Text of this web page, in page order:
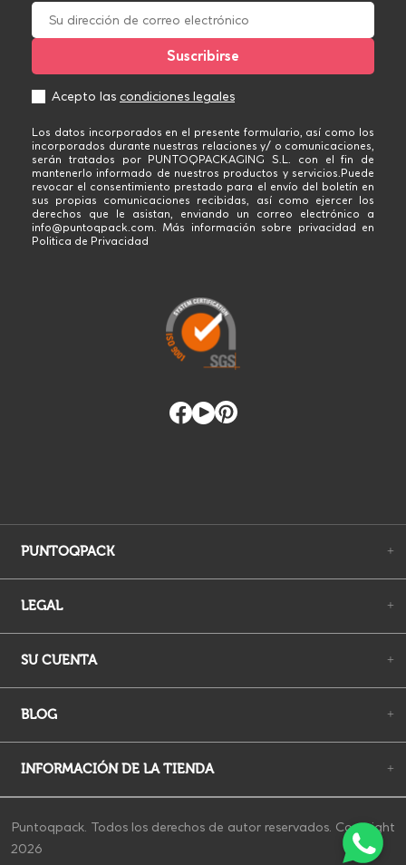
Acepto las condiciones legales
Los datos incorporados en el presente formulario, así como los
incorporados durante nuestras relaciones y/ o comunicaciones,
serán tratados por PUNTOQPACKAGING S.L. con el fin de
mantenerlo informado de nuestros productos y servicios.Puede
revocar el consentimiento prestado para el envío del boletín en
sus propias comunicaciones recibidas, así como ejercer los
derechos que le asistan, enviando un correo electrónico a
info@puntoqpack.com. Más información sobre privacidad en
Politica de Privacidad
PUNTOQPACK +
LEGAL +
SU CUENTA +
BLOG +
INFORMACIÓN DE LA TIENDA +
Puntoqpack. Todos los derechos de autor reservados. Copyright
2026